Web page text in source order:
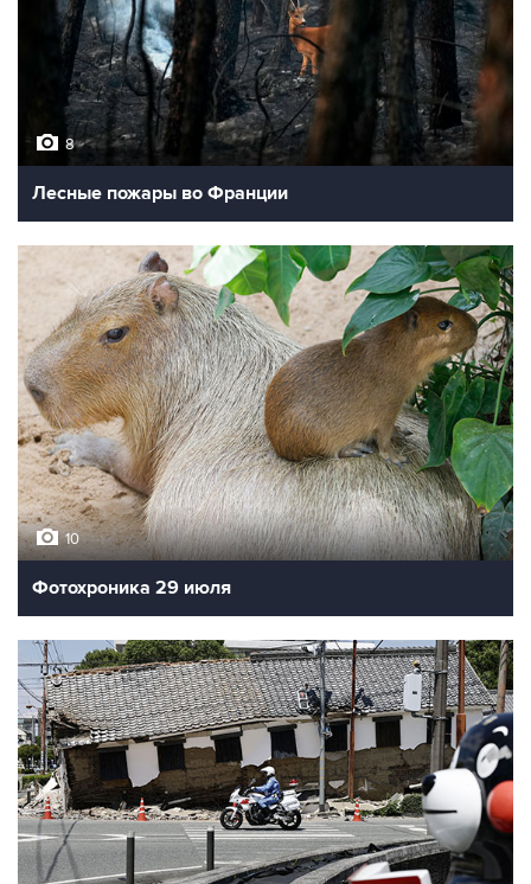
8
Лесные пожары во Франции
10
Фотохроника 29 июля